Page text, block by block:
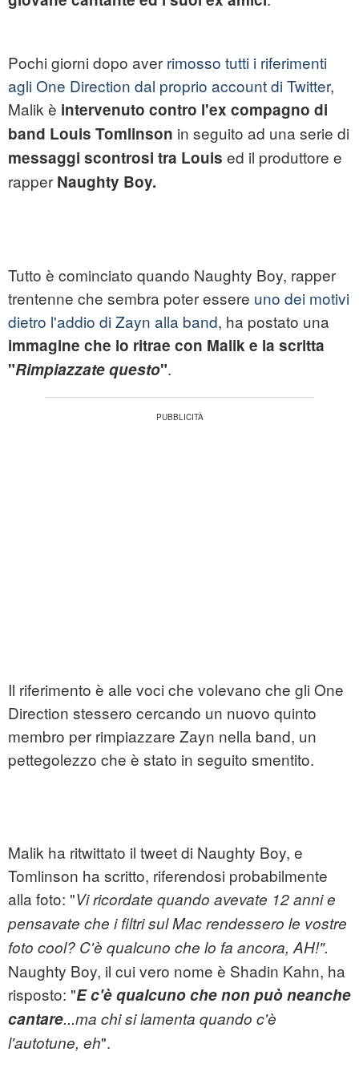
Pochi giorni dopo aver rimosso tutti i riferimenti
agli One Direction dal proprio account di Twitter,
Malik è intervenuto contro l'ex compagno di
band Louis Tomlinson in seguito ad una serie di
messaggi scontrosi tra Louis ed il produttore e
rapper Naughty Boy.
Tutto è cominciato quando Naughty Boy, rapper
trentenne che sembra poter essere uno dei motivi
dietro l'addio di Zayn alla band, ha postato una
immagine che lo ritrae con Malik e la scritta
"Rimpiazzate questo".
Il riferimento è alle voci che volevano che gli One
Direction stessero cercando un nuovo quinto
membro per rimpiazzare Zayn nella band, un
pettegolezzo che è stato in seguito smentito.
Malik ha ritwittato il tweet di Naughty Boy, e
Tomlinson ha scritto, riferendosi probabilmente
alla foto: "Vi ricordate quando avevate 12 anni e
pensavate che i filtri sul Mac rendessero le vostre
foto cool? C'è qualcuno che lo fa ancora, AH!".
Naughty Boy, il cui vero nome è Shadin Kahn, ha
risposto: "E c'è qualcuno che non può neanche
cantare...ma chi si lamenta quando c'è
l'autotune, eh".